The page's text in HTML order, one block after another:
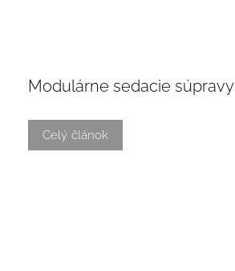
Modulárne sedacie súpravy
Celý článok